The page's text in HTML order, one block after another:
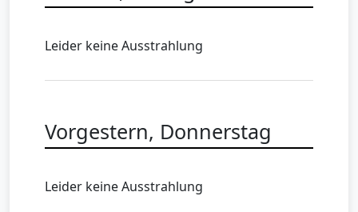
Leider keine Ausstrahlung
Vorgestern, Donnerstag
Leider keine Ausstrahlung